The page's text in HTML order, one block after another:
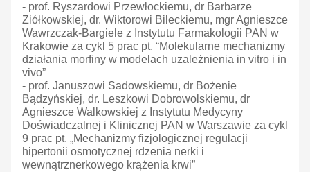
- prof. Ryszardowi Przewłockiemu, dr Barbarze
Ziółkowskiej, dr. Wiktorowi Bileckiemu, mgr Agnieszce
Wawrzczak-Bargiele z Instytutu Farmakologii PAN w
Krakowie za cykl 5 prac pt. “Molekularne mechanizmy
działania morfiny w modelach uzależnienia in vitro i in
vivo”
- prof. Januszowi Sadowskiemu, dr Bożenie
Bądzyńskiej, dr. Leszkowi Dobrowolskiemu, dr
Agnieszce Walkowskiej z Instytutu Medycyny
Doświadczalnej i Klinicznej PAN w Warszawie za cykl
9 prac pt. „Mechanizmy fizjologicznej regulacji
hipertonii osmotycznej rdzenia nerki i
wewnątrznerkowego krążenia krwi”